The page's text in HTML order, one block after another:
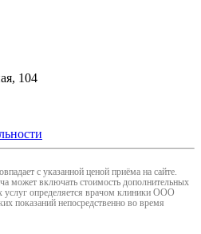
104
с указанной ценой приёма на сайте.
может включать стоимость дополнительных
услуг определяется врачом клиники ООО
показаний непосредственно во время